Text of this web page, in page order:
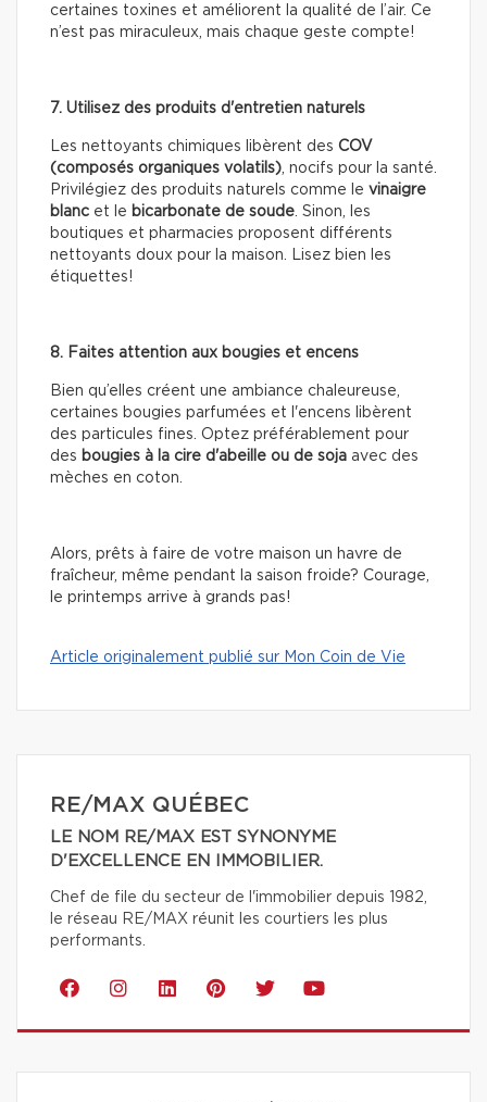
certaines toxines et améliorent la qualité de l’air. Ce
n’est pas miraculeux, mais chaque geste compte!
7. Utilisez des produits d'entretien naturels
Les nettoyants chimiques libèrent des COV
(composés organiques volatils) , nocifs pour la santé.
Privilégiez des produits naturels comme le vinaigre
blanc et le bicarbonate de soude . Sinon, les
boutiques et pharmacies proposent différents
nettoyants doux pour la maison. Lisez bien les
étiquettes!
8. Faites attention aux bougies et encens
Bien qu’elles créent une ambiance chaleureuse,
certaines bougies parfumées et l'encens libèrent
des particules fines. Optez préférablement pour
des bougies à la cire d'abeille ou de soja avec des
mèches en coton.
Alors, prêts à faire de votre maison un havre de
fraîcheur, même pendant la saison froide? Courage,
le printemps arrive à grands pas!
Article originalement publié sur Mon Coin de Vie
RE/MAX QUÉBEC
LE NOM RE/MAX EST SYNONYME
D'EXCELLENCE EN IMMOBILIER.
Chef de file du secteur de l'immobilier depuis 1982,
le réseau RE/MAX réunit les courtiers les plus
performants.